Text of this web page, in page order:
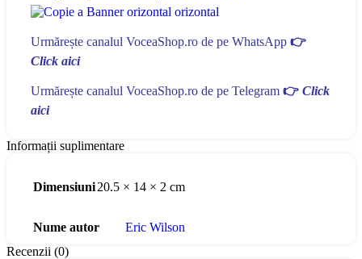
Urmărește canalul VoceaShop.ro de pe WhatsApp 👉
Click aici
Urmărește canalul VoceaShop.ro de pe Telegram 👉 Click
aici
Informații suplimentare
Dimensiuni20.5 × 14 × 2 cm
Nume autor
Eric Wilson
Recenzii (0)